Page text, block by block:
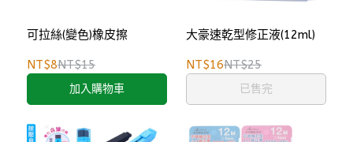
可拉絲(變色)橡皮擦
NT$8NT$15
加入購物車
大豪速乾型修正液(12ml)
NT$16NT$25
已售完